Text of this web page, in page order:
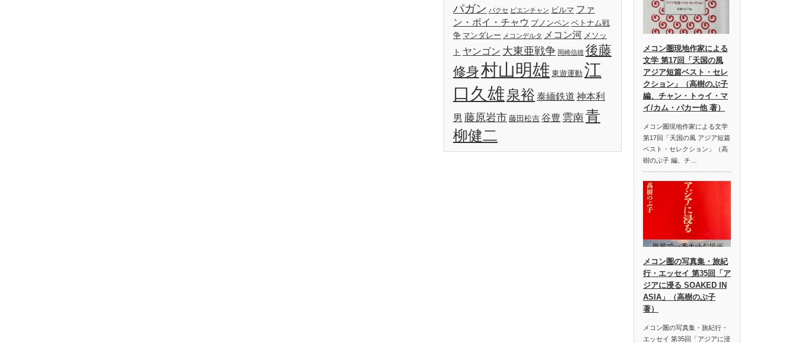
パガン パクセ ビエンチャン ビルマ ファ
ン・ボイ・チャウ プノンペン ベトナム戦
争 マンダレー メコンデルタ メコン河 メソッ
ト ヤンゴン 大東亜戦争 岡崎信雄 後藤
修身村山明雄 東遊運動 江
口久雄泉裕 泰緬鉄道 神本利
男 藤原岩市 藤田松吉 谷豊 雲南青
柳健二
メコン圏現地作家による
文学 第17回「天国の風
アジア短篇ベスト・セレ
クション」（高樹のぶ子
編、チャン・トゥイ・マ
イ/カム・パカー他 著）
メコン圏現地作家による文学
第17回「天国の風 アジア短篇
ベスト・セレクション」（高
樹のぶ子 編、チ…
メコン圏の写真集・旅紀
行・エッセイ 第35回「ア
ジアに浸る SOAKED IN
ASIA」（高樹のぶ子
著）
メコン圏の写真集・旅紀行・
エッセイ 第35回「アジアに浸